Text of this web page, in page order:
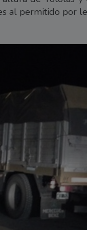
al permitido por